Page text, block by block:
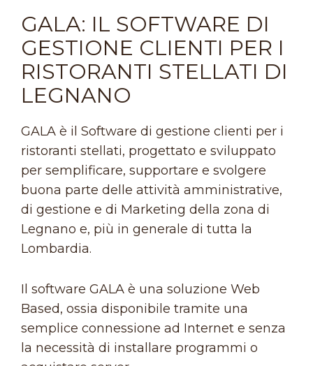
GALA: IL SOFTWARE DI
GESTIONE CLIENTI PER I
RISTORANTI STELLATI DI
LEGNANO
GALA è il Software di gestione clienti per i
ristoranti stellati, progettato e sviluppato
per semplificare, supportare e svolgere
buona parte delle attività amministrative,
di gestione e di Marketing della zona di
Legnano e, più in generale di tutta la
Lombardia.
Il software GALA è una soluzione Web
Based, ossia disponibile tramite una
semplice connessione ad Internet e senza
la necessità di installare programmi o